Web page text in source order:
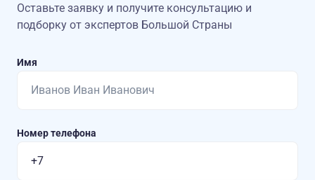
Оставьте заявку и получите консультацию и
подборку от экспертов Большой Страны
Имя
Номер телефона